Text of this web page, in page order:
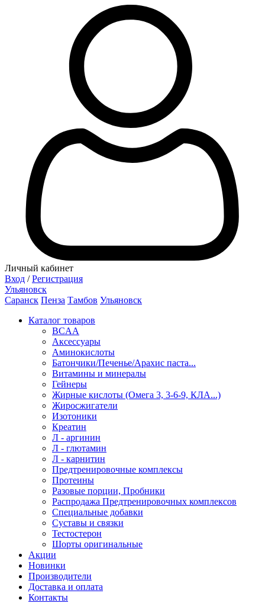
Личный кабинет
Вход / Регистрация
Ульяновск
Саранск Пенза Тамбов Ульяновск
Каталог товаров
BCAA
Аксессуары
Аминокислоты
Батончики/Печенье/Арахис паста...
Витамины и минералы
Гейнеры
Жирные кислоты (Омега 3, 3-6-9, КЛА...)
Жиросжигатели
Изотоники
Креатин
Л - аргинин
Л - глютамин
Л - карнитин
Предтренировочные комплексы
Протеины
Разовые порции, Пробники
Распродажа Предтренировочных комплексов
Специальные добавки
Суставы и связки
Тестостерон
Шорты оригинальные
Акции
Новинки
Производители
Доставка и оплата
Контакты